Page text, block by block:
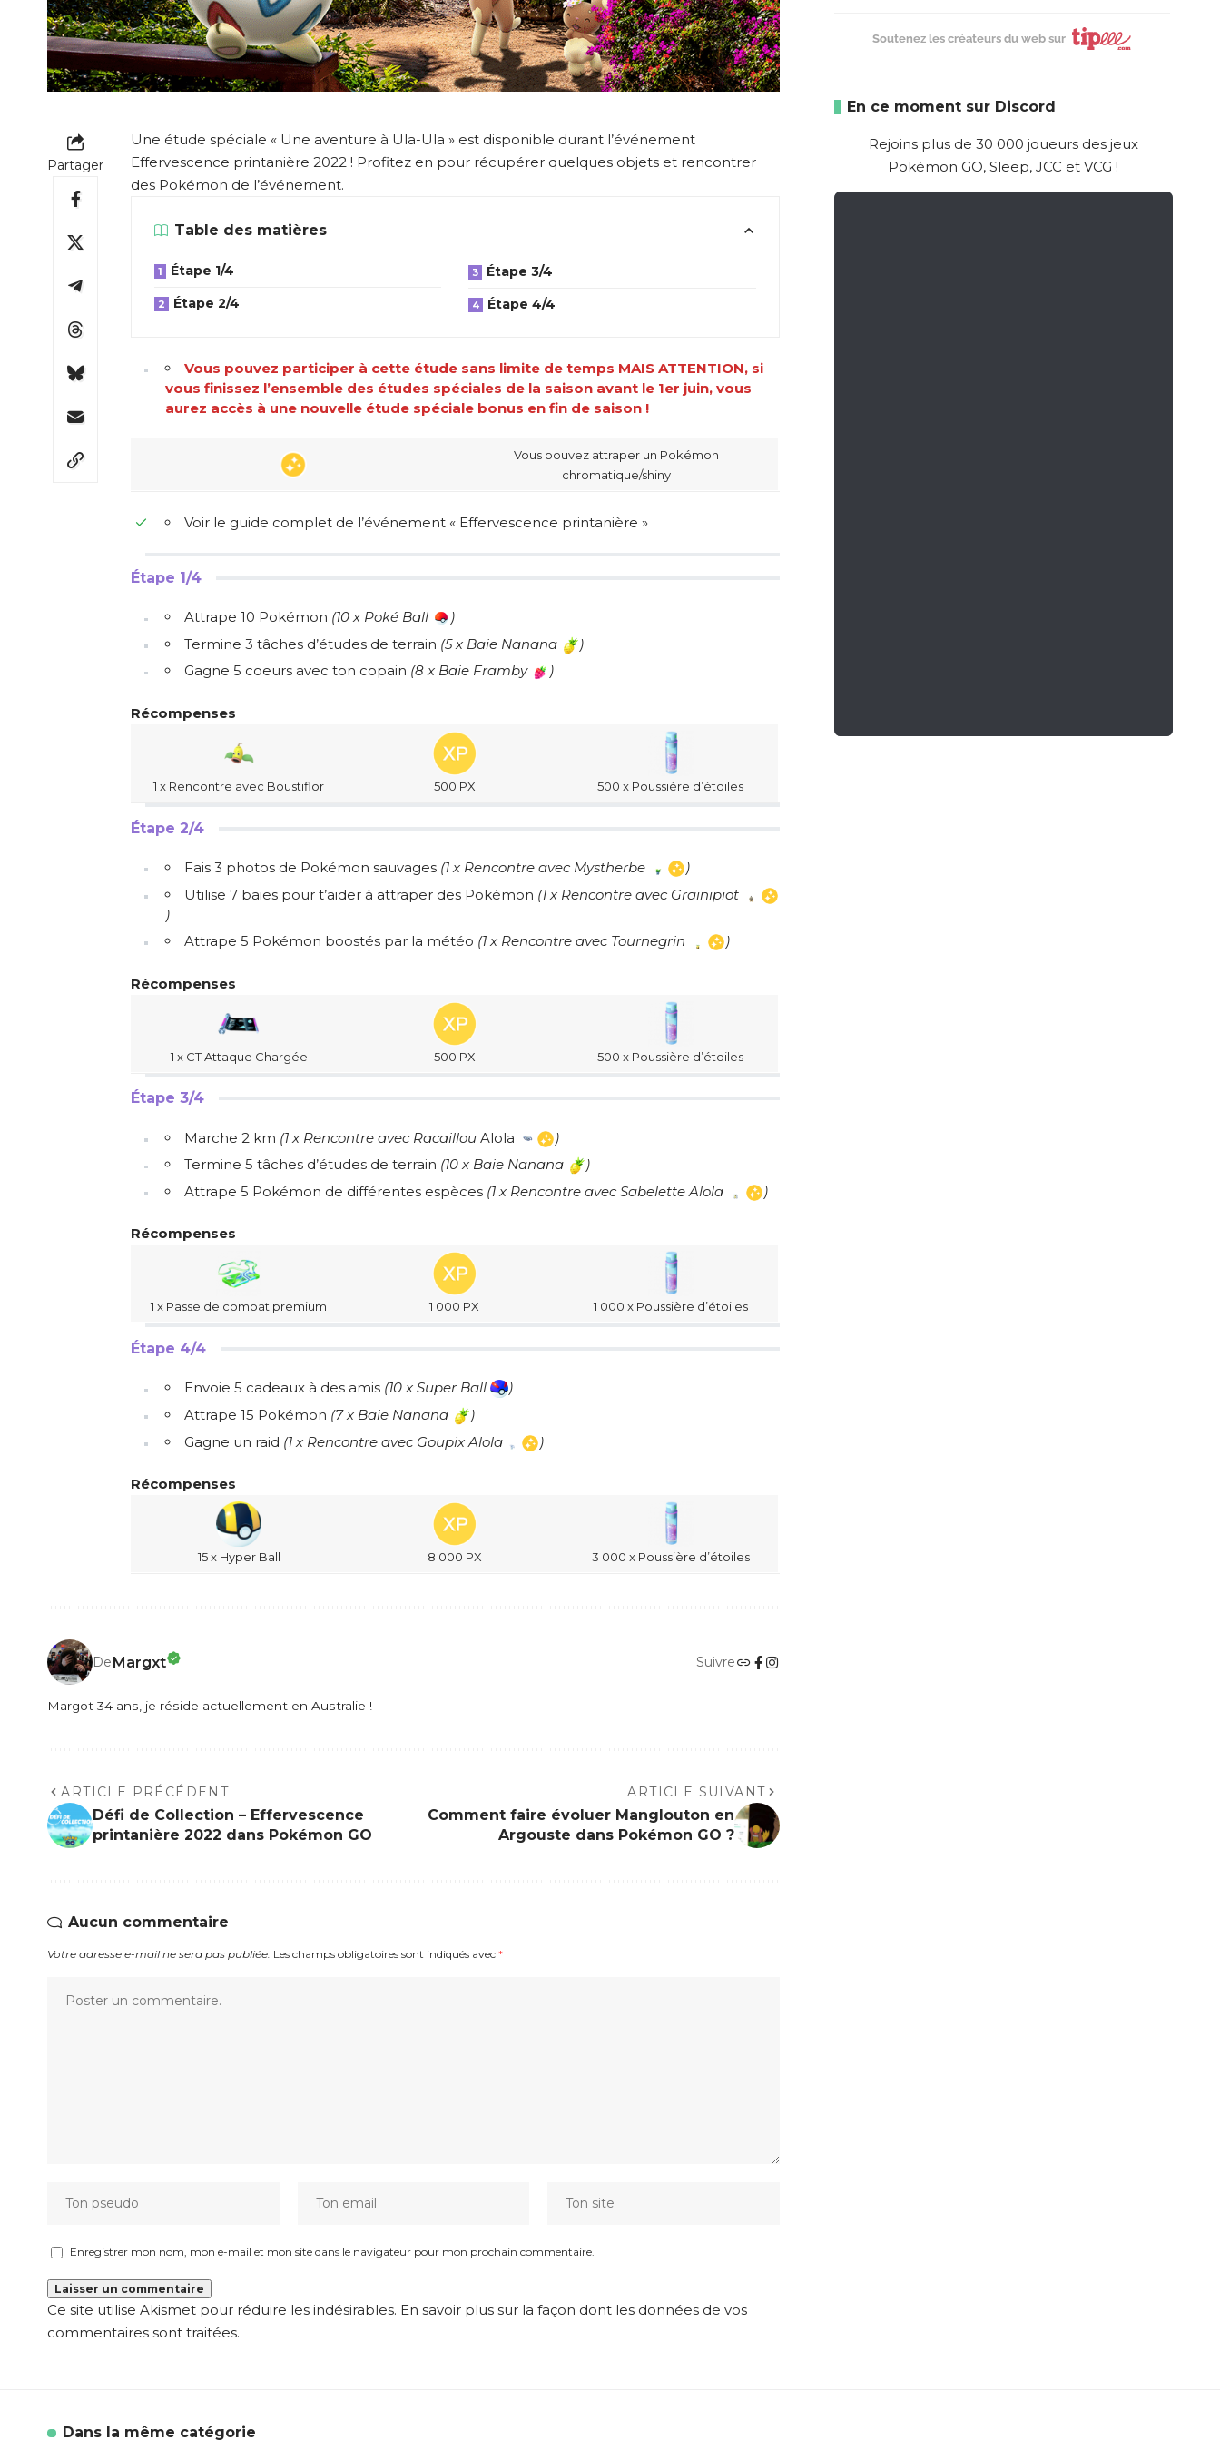
Partager
Une étude spéciale « Une aventure à Ula-Ula » est disponible durant l’événement
Effervescence printanière 2022 ! Profitez en pour récupérer quelques objets et rencontrer
des Pokémon de l’événement.
Table des matières
Étape 1/4
Étape 2/4
Étape 3/4
Étape 4/4
Vous pouvez participer à cette étude sans limite de temps MAIS ATTENTION, si
vous finissez l’ensemble des études spéciales de la saison avant le 1er juin, vous
aurez accès à une nouvelle étude spéciale bonus en fin de saison !
Vous pouvez attraper un Pokémon
chromatique/shiny
Voir le guide complet de l’événement « Effervescence printanière »
Étape 1/4
Attrape 10 Pokémon (10 x Poké Ball
)
Termine 3 tâches d’études de terrain (5 x Baie Nanana
)
Gagne 5 coeurs avec ton copain (8 x Baie Framby )
Récompenses
1 x Rencontre avec Boustiflor 500 PX 500 x Poussière d’étoiles
Étape 2/4
Fais 3 photos de Pokémon sauvages(1 x Rencontre avec Mystherbe
)
Utilise 7 baies pour t’aider à attraper des Pokémon (1 x Rencontre avec Grainipiot
)
Attrape 5 Pokémon boostés par la météo (1 x Rencontre avec Tournegrin )
Récompenses
1 x CT Attaque Chargée 500 PX 500 x Poussière d’étoiles
Étape 3/4
Marche 2 km (1 x Rencontre avec RacaillouAlola
)
Termine 5 tâches d’études de terrain (10 x Baie Nanana
)
Attrape 5 Pokémon de différentes espèces (1 x Rencontre avec Sabelette Alola )
Récompenses
1 x Passe de combat premium 1 000 PX 1 000 x Poussière d’étoiles
Étape 4/4
Envoie 5 cadeaux à des amis(10 x Super Ball
)
Attrape 15 Pokémon (7 x Baie Nanana
)
Gagne un raid (1 x Rencontre avec Goupix Alola )
Récompenses
15 x Hyper Ball 8 000 PX 3 000 x Poussière d’étoiles
DeMargxt Suivre
Margot 34 ans, je réside actuellement en Australie !
ARTICLE PRÉCÉDENT
Défi de Collection – Effervescence
printanière 2022 dans Pokémon GO
ARTICLE SUIVANT
Comment faire évoluer Manglouton en
Argouste dans Pokémon GO ?
Aucun commentaire
Votre adresse e-mail ne sera pas publiée. Les champs obligatoires sont indiqués avec *
Enregistrer mon nom, mon e-mail et mon site dans le navigateur pour mon prochain commentaire.
Ce site utilise Akismet pour réduire les indésirables. En savoir plus sur la façon dont les données de vos
commentaires sont traitées.
Soutenez les créateurs du web sur
En ce moment sur Discord
Rejoins plus de 30 000 joueurs des jeux
Pokémon GO, Sleep, JCC et VCG !
Dans la même catégorie